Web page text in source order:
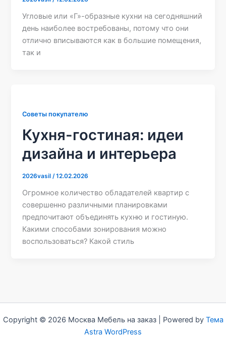
Угловые или «Г»-образные кухни на сегодняшний
день наиболее востребованы, потому что они
отлично вписываются как в большие помещения,
так и
Советы покупателю
Кухня-гостиная: идеи
дизайна и интерьера
2026vasil /12.02.2026
Огромное количество обладателей квартир с
совершенно различными планировками
предпочитают объединять кухню и гостиную.
Какими способами зонирования можно
воспользоваться? Какой стиль
Copyright © 2026 Москва Мебель на заказ | Powered by Тема
Astra WordPress